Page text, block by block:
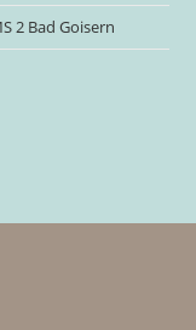
2 Bad Goisern